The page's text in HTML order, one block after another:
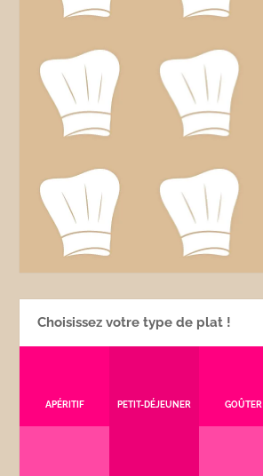
Choisissez votre type de plat !
APÉRITIF PETIT-DÉJEUNER GOÛTER